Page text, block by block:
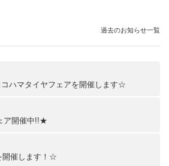
ハマタイヤフェアを開催します☆
ア開催中!!★
開催します！☆
過去のお知らせ一覧